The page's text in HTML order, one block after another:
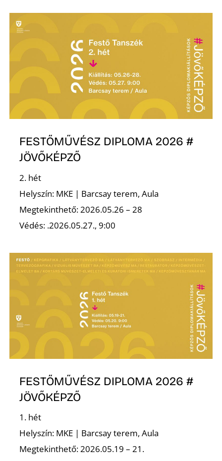
FESTŐMŰVÉSZ DIPLOMA 2026 #
JÖVŐKÉPZŐ
2. hét
Helyszín: MKE | Barcsay terem, Aula
Megtekinthető: 2026.05.26 – 28
Védés: .2026.05.27., 9:00
FESTŐMŰVÉSZ DIPLOMA 2026 #
JÖVŐKÉPZŐ
1. hét
Helyszín: MKE | Barcsay terem, Aula
Megtekinthető: 2026.05.19 – 21.